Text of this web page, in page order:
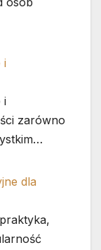
i
i
zarówno
dla